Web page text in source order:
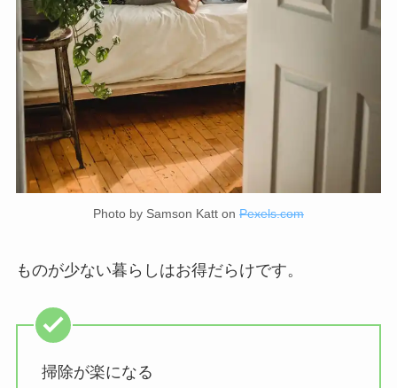
Photo by Samson Katt on Pexels.com
ものが少ない暮らしはお得だらけです。
掃除が楽になる